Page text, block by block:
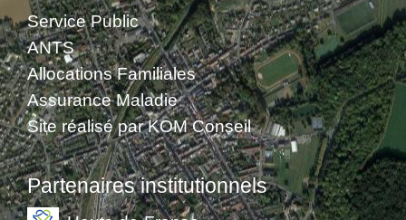
Service Public
ANTS
Allocations Familiales
Assurance Maladie
Site réalisé par KOM Conseil
Partenaires institutionnels